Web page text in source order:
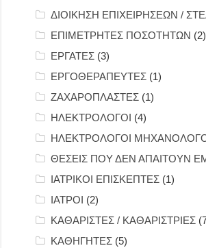
ΔΙΟΙΚΗΣΗ ΕΠΙΧΕΙΡΗΣΕΩΝ /
ΕΠΙΜΕΤΡΗΤΕΣ ΠΟΣΟΤΗΤΩΝ (2)
ΕΡΓΑΤΕΣ (3)
ΕΡΓΟΘΕΡΑΠΕΥΤΕΣ (1)
ΖΑΧΑΡΟΠΛΑΣΤΕΣ (1)
ΗΛΕΚΤΡΟΛΟΓΟΙ (4)
ΗΛΕΚΤΡΟΛΟΓΟΙ
ΘΕΣΕΙΣ ΠΟΥ ΔΕΝ ΑΠΑΙΤΟΥΝ
ΙΑΤΡΙΚΟΙ ΕΠΙΣΚΕΠΤΕΣ (1)
ΙΑΤΡΟΙ (2)
ΚΑΘΑΡΙΣΤΕΣ / ΚΑΘΑΡΙΣΤΡΙΕΣ
ΚΑΘΗΓΗΤΕΣ (5)